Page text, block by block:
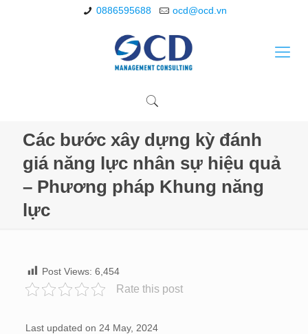
0886595688 ocd@ocd.vn
Các bước xây dựng kỳ đánh
giá năng lực nhân sự hiệu quả
– Phương pháp Khung năng
lực
Post Views: 6,454
Rate this post
Last updated on 24 May, 2024